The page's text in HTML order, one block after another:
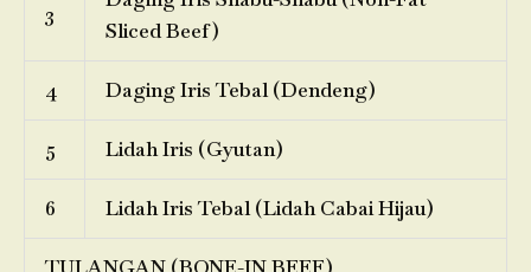
3
Sliced Beef)
4 Daging Iris Tebal (Dendeng)
5 Lidah Iris (Gyutan)
6 Lidah Iris Tebal (Lidah Cabai Hijau)